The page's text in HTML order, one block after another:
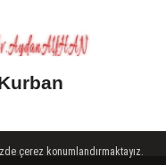
çerez konumlandırmaktayız.